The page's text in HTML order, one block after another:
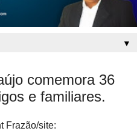
▼
comemora 36
e familiares.
Frazão/site: